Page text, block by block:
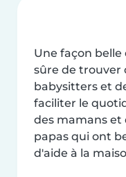
Une façon belle
sûre de trouver
babysitters et
faciliter le
des mamans et
papas qui ont
d'aide à la